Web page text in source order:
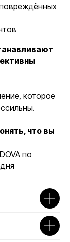
которое
что вы
по